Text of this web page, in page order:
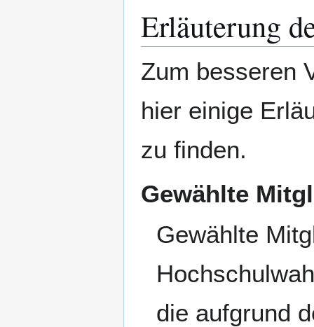
Erläuterung
Zum besseren
hier einige
zu finden.
Gewählte
Gewählte
die aufgrund